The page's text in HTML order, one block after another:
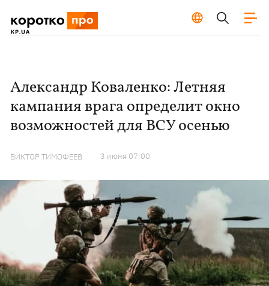
Александр Коваленко: Летняя
кампания врага определит окно
возможностей для ВСУ осенью
ВИКТОР ТИМОФЕЕВ 3 июня 07:00